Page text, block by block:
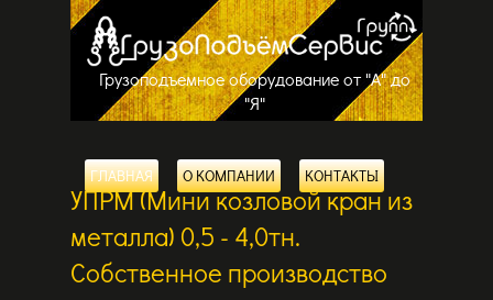
Грузоподъемное оборудование от "А" до
"Я"
ГЛАВНАЯ О КОМПАНИИ КОНТАКТЫ
УПРМ (Мини козловой кран из
металла) 0,5 - 4,0тн.
Собственное производство